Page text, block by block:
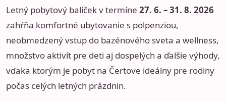
Letný pobytový balíček v termíne 27. 6. – 31. 8. 2026
zahŕňa komfortné ubytovanie s polpenziou,
neobmedzený vstup do bazénového sveta a wellness,
množstvo aktivít pre deti aj dospelých a ďalšie výhody,
vďaka ktorým je pobyt na Čertove ideálny pre rodiny
počas celých letných prázdnin.